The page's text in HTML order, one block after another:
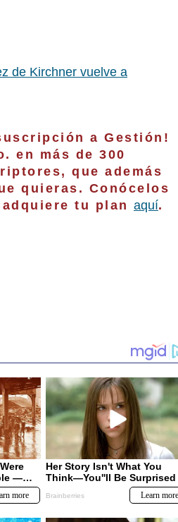
de Kirchner vuelve a
a Gestión!
en más de 300
que además
quieras. Conócelos
tu plan aquí.